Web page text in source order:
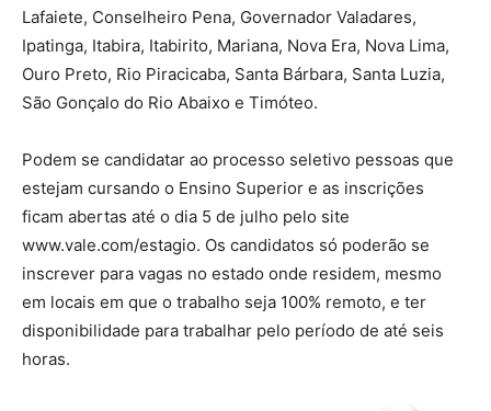
Lafaiete, Conselheiro Pena, Governador Valadares,
Ipatinga, Itabira, Itabirito, Mariana, Nova Era, Nova Lima,
Ouro Preto, Rio Piracicaba, Santa Bárbara, Santa Luzia,
São Gonçalo do Rio Abaixo e Timóteo.
Podem se candidatar ao processo seletivo pessoas que
estejam cursando o Ensino Superior e as inscrições
ficam abertas até o dia 5 de julho pelo site
www.vale.com/estagio. Os candidatos só poderão se
inscrever para vagas no estado onde residem, mesmo
em locais em que o trabalho seja 100% remoto, e ter
disponibilidade para trabalhar pelo período de até seis
horas.